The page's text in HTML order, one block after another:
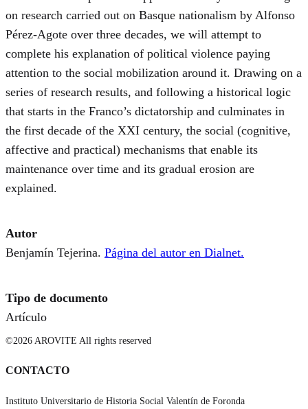
on research carried out on Basque nationalism by Alfonso
Pérez-Agote over three decades, we will attempt to
complete his explanation of political violence paying
attention to the social mobilization around it. Drawing on a
series of research results, and following a historical logic
that starts in the Franco’s dictatorship and culminates in
the first decade of the XXI century, the social (cognitive,
affective and practical) mechanisms that enable its
maintenance over time and its gradual erosion are
explained.
Autor
Benjamín Tejerina. Página del autor en Dialnet.
Tipo de documento
Artículo
©2026 AROVITE All rights reserved
CONTACTO
Instituto Universitario de Historia Social Valentín de Foronda